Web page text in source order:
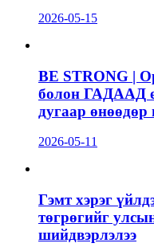
2026-05-15
BE STRONG |
болон ГАДААД
дугаар өнөөдөр
2026-05-11
Гэмт хэрэг
төгрөгийг
шийдвэрлэлээ